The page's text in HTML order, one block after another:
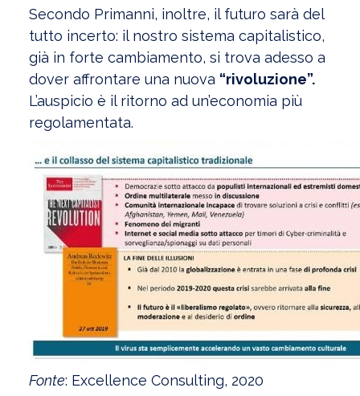
Secondo Primanni, inoltre, il futuro sarà del
tutto incerto: il nostro sistema capitalistico,
già in forte cambiamento, si trova adesso a
dover affrontare una nuova “rivoluzione”.
L’auspicio è il ritorno ad un’economia più
regolamentata.
Fonte: Excellence Consulting, 2020